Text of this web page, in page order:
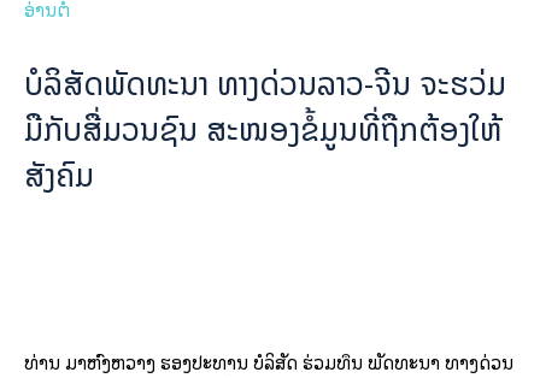
ອ່ານຕໍ່
ບໍ​ລິ​ສັດພັດ​ທະ​ນາ ທາງ​ດ່ວນ​ລາວ-ຈີນ ຈະ​ຮ​ວ່ມ​
ມື​ກັບ​ສື່​ມວນ​ຊົນ ​ສ​ະ​ໜອງ​ຂໍ້​ມູນ​ທີ່​ຖືກ​ຕ້ອງ​ໃຫ້​
ສັງ​ຄົມ
ທ່ານ ມາ​ຫົງ​ຫວາງ ຮອງ​ປະ​ທານ​ ບໍ​ລິ​ສັດ ​ຮ່ວມ​ທຶນ ພັດ​ທະ​ນາ ທາງ​ດ່ວນ